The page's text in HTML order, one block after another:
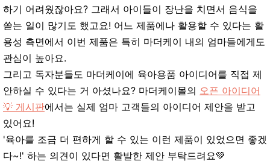
하기 어려웠잖아요? 그래서 아이들이 장난을 치면서 음식을
쏟는 일이 많기도 했고요! 어느 제품에나 활용할 수 있다는 활
용성 측면에서 이번 제품은 특히 마더케이 내의 엄마들에게도
관심이 높아요.
그리고 독자분들도 마더케이에 육아용품 아이디어를 직접 제
안하실 수 있다는 거 아셨나요? 마더케이몰의 오픈 아이디어
💡 게시판에서는 실제 엄마 고객들의 아이디어 제안을 받고
있어요!
'육아를 조금 더 편하게 할 수 있는 이런 제품이 있었으면 좋겠
다~!' 하는 의견이 있다면 활발한 제안 부탁드려요💚